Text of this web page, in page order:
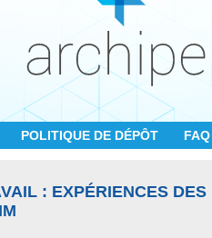
POLITIQUE DE DÉPÔT FAQ
: EXPÉRIENCES DES